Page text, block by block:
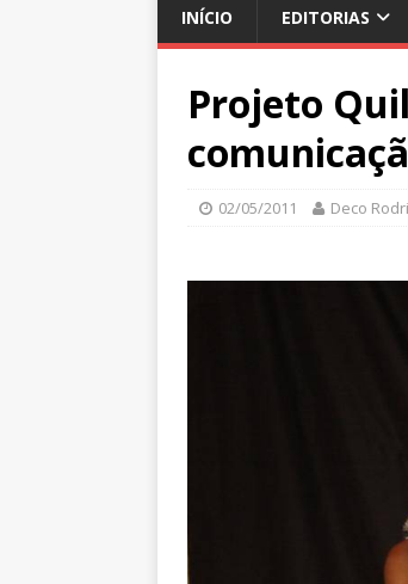
INÍCIO EDITORIAS
Projeto
02/05/2011 Deco